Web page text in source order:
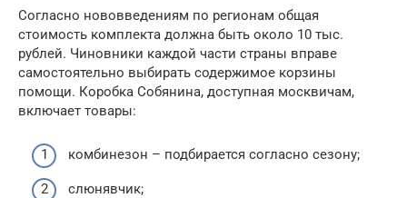
Согласно нововведениям по регионам общая
стоимость комплекта должна быть около 10 тыс.
рублей. Чиновники каждой части страны вправе
самостоятельно выбирать содержимое корзины
помощи. Коробка Собянина, доступная москвичам,
включает товары:
комбинезон – подбирается согласно сезону;
слюнявчик;